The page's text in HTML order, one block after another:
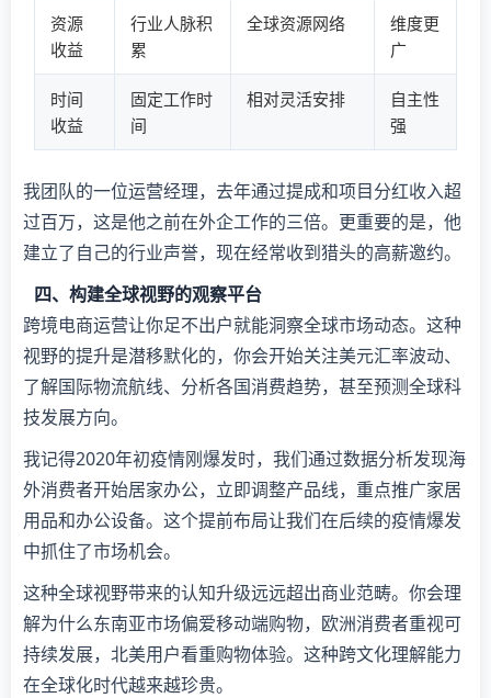
资源
收益
行业人脉积
累
全球资源网络
维度更
广
时间
收益
固定工作时
间
相对灵活安排
自主性
强
我团队的一位运营经理，去年通过提成和项目分红收入超
过百万，这是他之前在外企工作的三倍。更重要的是，他
建立了自己的行业声誉，现在经常收到猎头的高薪邀约。
四、构建全球视野的观察平台
跨境电商运营让你足不出户就能洞察全球市场动态。这种
视野的提升是潜移默化的，你会开始关注美元汇率波动、
了解国际物流航线、分析各国消费趋势，甚至预测全球科
技发展方向。
我记得2020年初疫情刚爆发时，我们通过数据分析发现海
外消费者开始居家办公，立即调整产品线，重点推广家居
用品和办公设备。这个提前布局让我们在后续的疫情爆发
中抓住了市场机会。
这种全球视野带来的认知升级远远超出商业范畴。你会理
解为什么东南亚市场偏爱移动端购物，欧洲消费者重视可
持续发展，北美用户看重购物体验。这种跨文化理解能力
在全球化时代越来越珍贵。